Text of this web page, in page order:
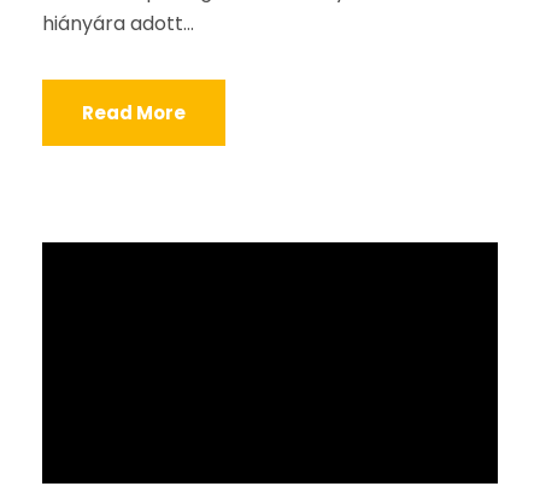
hiányára adott...
Read More